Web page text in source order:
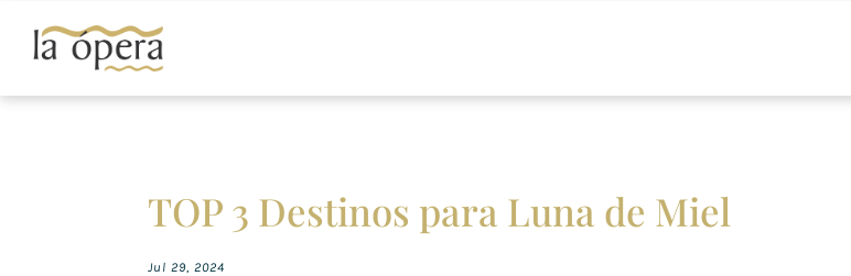
TOP 3 Destinos para Luna de Miel
Jul 29, 2024